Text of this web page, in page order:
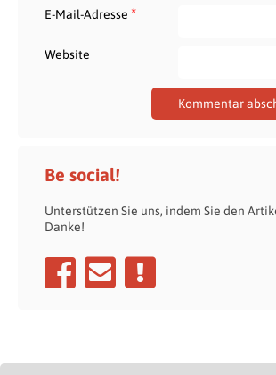
E-Mail-Adresse *
Website
Be social!
Unterstützen Sie uns, indem Sie den
Danke!